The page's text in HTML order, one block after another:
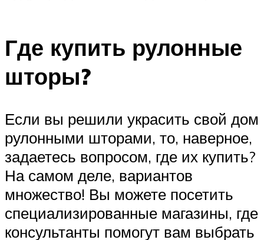
Где купить рулонные
шторы?
Если вы решили украсить свой дом
рулонными шторами, то, наверное,
задаетесь вопросом, где их купить?
На самом деле, вариантов
множество! Вы можете посетить
специализированные магазины, где
консультанты помогут вам выбрать